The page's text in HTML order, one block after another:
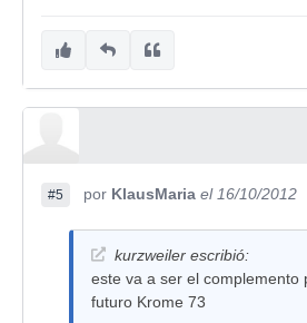
#5 por KlausMaria el 16/10/2012
kurzweiler escribió:
este va a ser el complemento
futuro Krome 73